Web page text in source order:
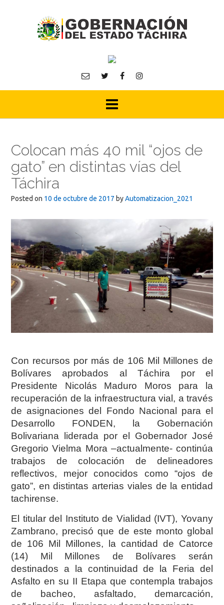
Colocan más 40 mil “ojos de
gato” en distintas vías del
Táchira
Posted on 10 de octubre de 2017 byAutomatizacion_2021
Con recursos por más de 106 Mil Millones de
Bolívares aprobados al Táchira por el
Presidente Nicolás Maduro Moros para la
recuperación de la infraestructura vial, a través
de asignaciones del Fondo Nacional para el
Desarrollo FONDEN, la Gobernación
Bolivariana liderada por el Gobernador José
Gregorio Vielma Mora –actualmente- continúa
trabajos de colocación de delineadores
reflectivos, mejor conocidos como “ojos de
gato”, en distintas arterias viales de la entidad
tachirense.
El titular del Instituto de Vialidad (IVT), Yovany
Zambrano, precisó que de este monto global
de 106 Mil Millones, la cantidad de Catorce
(14) Mil Millones de Bolívares serán
destinados a la continuidad de la Feria del
Asfalto en su II Etapa que contempla trabajos
de bacheo, asfaltado, demarcación,